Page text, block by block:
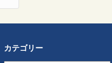
カテゴリー